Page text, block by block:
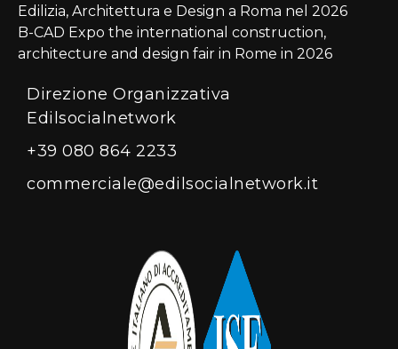
Edilizia, Architettura e Design a Roma nel 2026
B-CAD Expo the international construction,
architecture and design fair in Rome in 2026
Direzione Organizzativa
Edilsocialnetwork
+39 080 864 2233
commerciale@edilsocialnetwork.it